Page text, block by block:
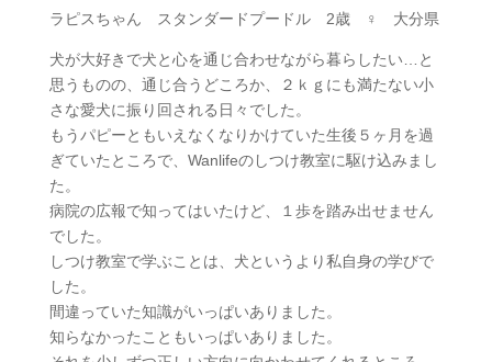
ラピスちゃん スタンダードプードル 2歳 ♀ 大分県
犬が大好きで犬と心を通じ合わせながら暮らしたい…と
思うものの、通じ合うどころか、２ｋｇにも満たない小
さな愛犬に振り回される日々でした。
もうパピーともいえなくなりかけていた生後５ヶ月を過
ぎていたところで、Wanlifeのしつけ教室に駆け込みまし
た。
病院の広報で知ってはいたけど、１歩を踏み出せません
でした。
しつけ教室で学ぶことは、犬というより私自身の学びで
した。
間違っていた知識がいっぱいありました。
知らなかったこともいっぱいありました。